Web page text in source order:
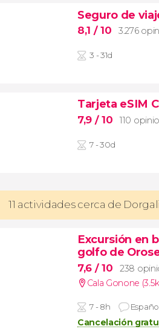
Seguro de
8,1 / 10 3.276
3 - 31d
Tarjeta eSIM
7,9 / 10 110
7 - 30d
11 actividades cerca de Dorgali
Excursión en
golfo de
7,6 / 10
238
Cala Gonone
7 - 8h
Cancelación